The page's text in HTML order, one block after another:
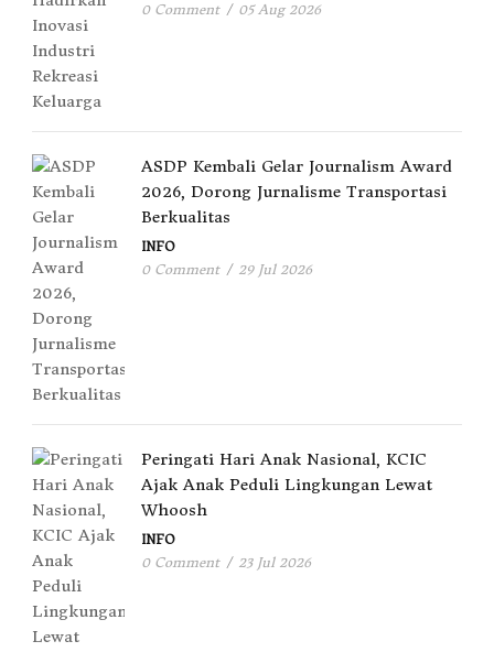
0 Comment / 05 Aug 2026
ASDP Kembali Gelar Journalism Award
2026, Dorong Jurnalisme Transportasi
Berkualitas
INFO
0 Comment / 29 Jul 2026
Peringati Hari Anak Nasional, KCIC
Ajak Anak Peduli Lingkungan Lewat
Whoosh
INFO
0 Comment / 23 Jul 2026